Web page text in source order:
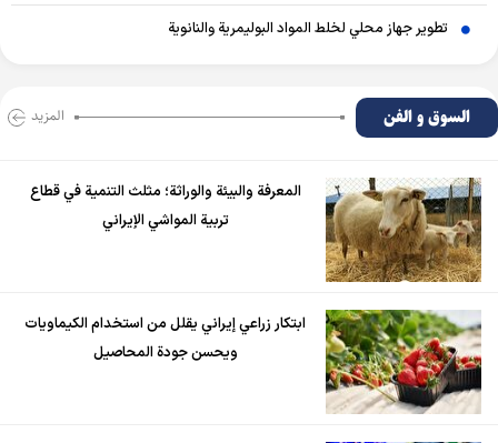
تطوير جهاز محلي لخلط المواد البوليمرية والنانوية
السوق و الفن المزید
المعرفة والبيئة والوراثة؛ مثلث التنمية في قطاع
تربية المواشي الإيراني
ابتكار زراعي إيراني يقلل من استخدام الكيماويات
ويحسن جودة المحاصيل